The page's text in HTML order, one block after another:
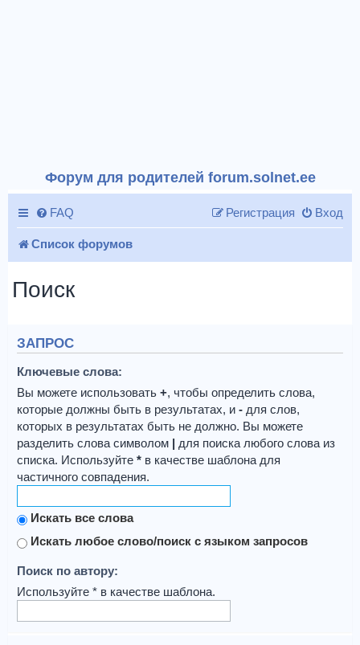
Форум для родителей forum.solnet.ee
FAQ Вход
Регистрация
Список форумов
Поиск
ЗАПРОС
Ключевые слова:
Вы можете использовать +, чтобы определить слова,
которые должны быть в результатах, и - для слов,
которых в результатах быть не должно. Вы можете
разделить слова символом | для поиска любого слова из
списка. Используйте * в качестве шаблона для
частичного совпадения.
Искать все слова
Искать любое слово/поиск с языком запросов
Поиск по автору:
Используйте * в качестве шаблона.